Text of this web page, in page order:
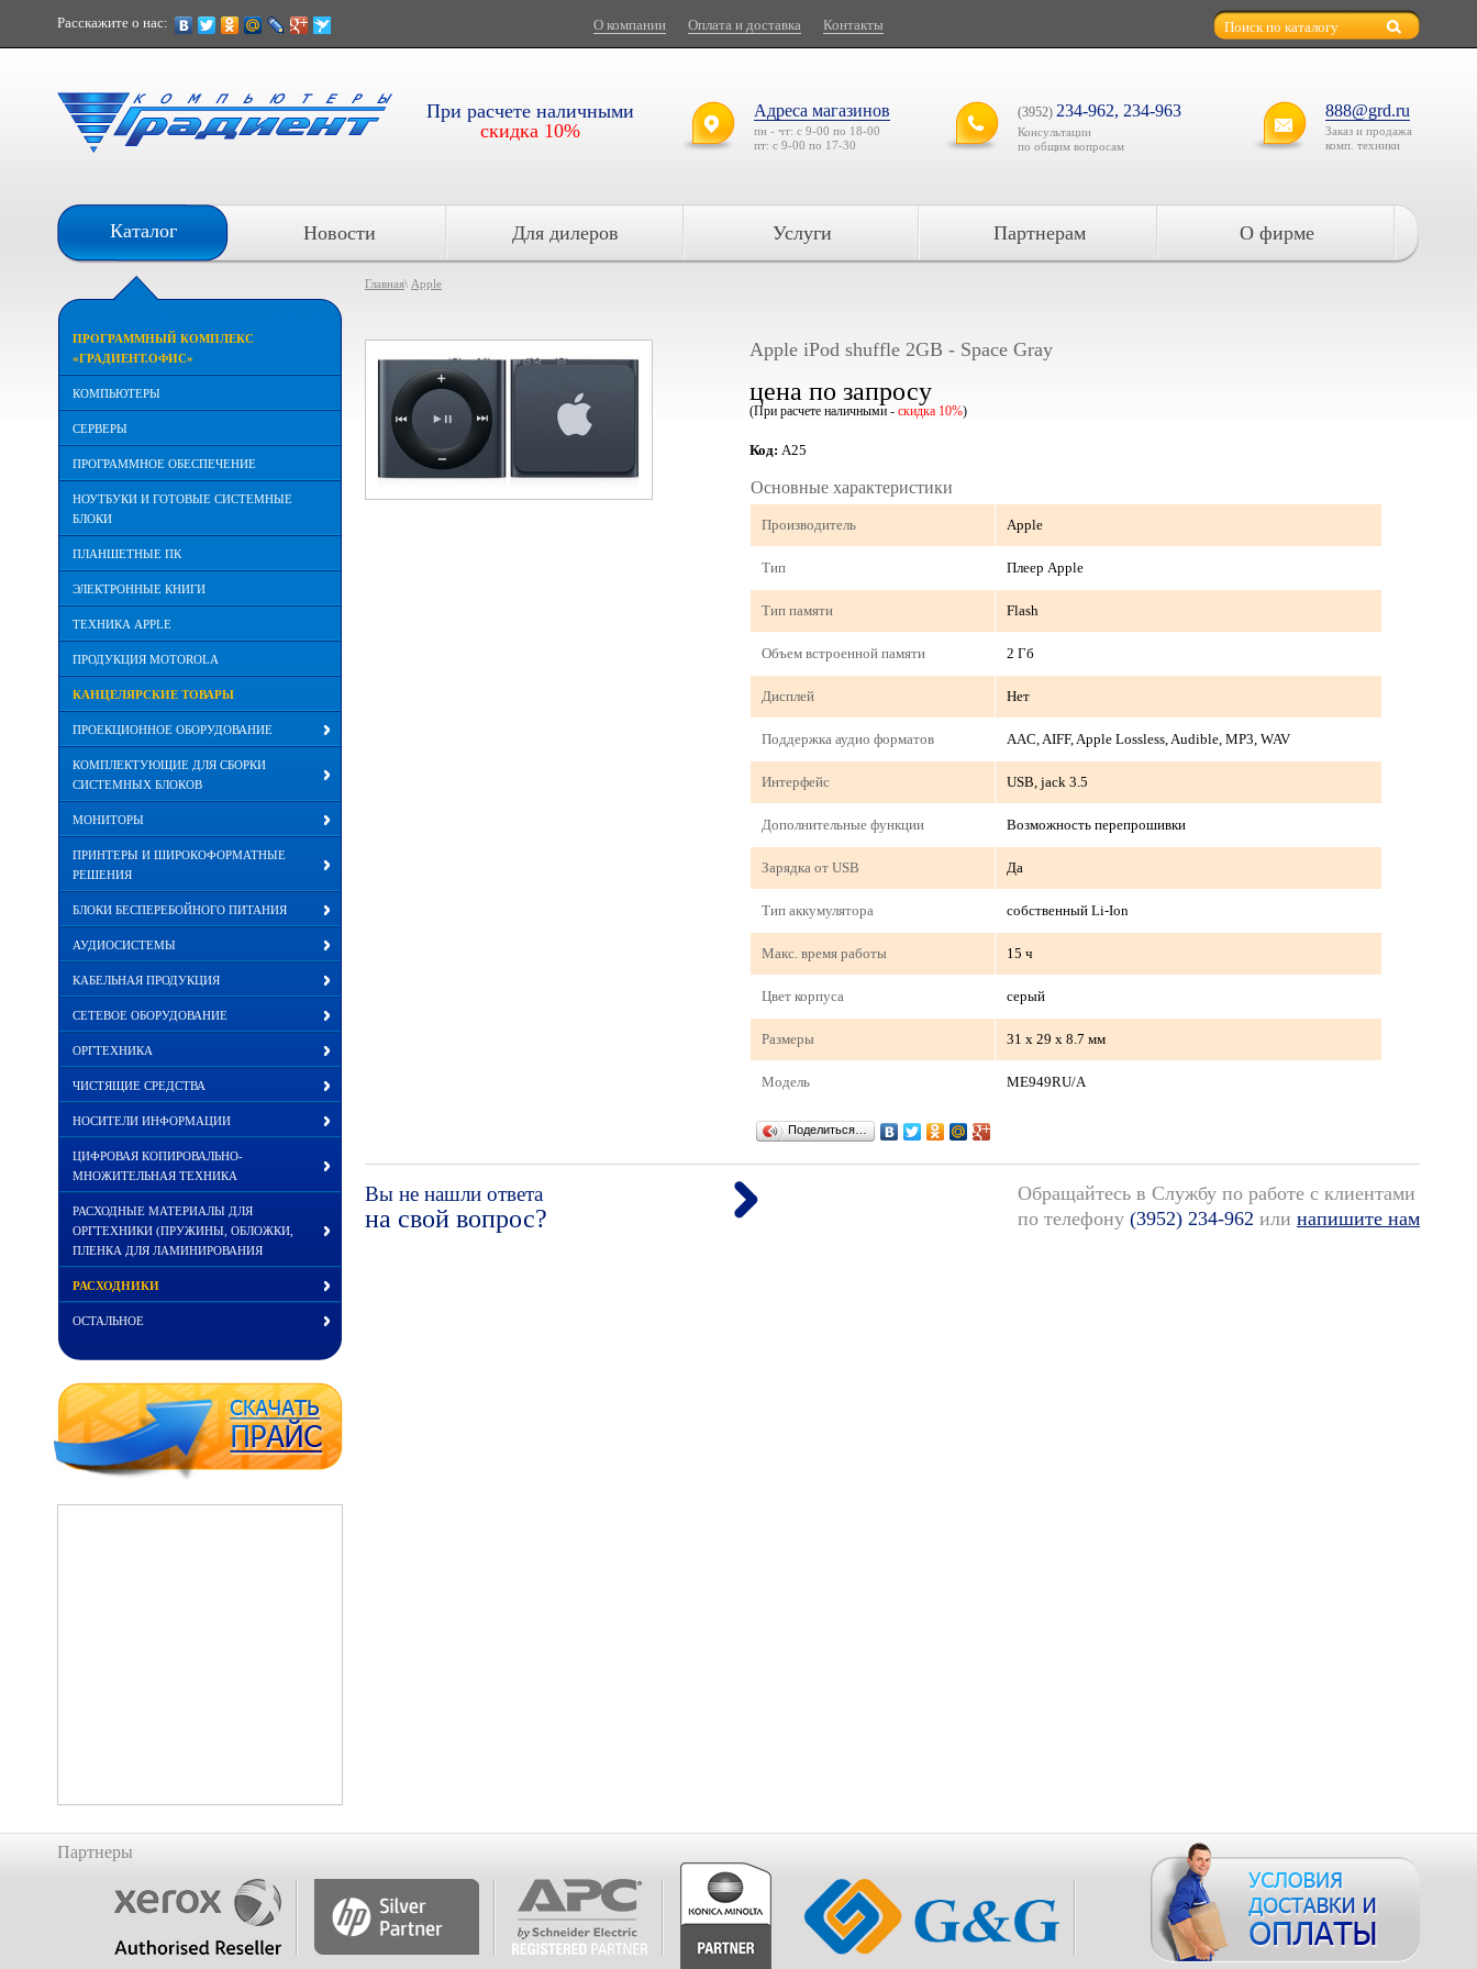
Расскажите о нас: О компании Оплата и доставка Контакты
888@grd.ru
Заказ и продажа
комп. техники
(3952) 234-962, 234-963
Консультации
по общим вопросам
Адреса магазинов
пн - чт: с 9-00 по 18-00
пт: с 9-00 по 17-30
При расчете наличными
скидка 10%
Каталог Новости Для дилеров Услуги Партнерам О фирме
ПРОГРАММНЫЙ КОМПЛЕКС
«ГРАДИЕНТ.ОФИС»
КОМПЬЮТЕРЫ
СЕРВЕРЫ
ПРОГРАММНОЕ ОБЕСПЕЧЕНИЕ
НОУТБУКИ И ГОТОВЫЕ СИСТЕМНЫЕ
БЛОКИ
ПЛАНШЕТНЫЕ ПК
ЭЛЕКТРОННЫЕ КНИГИ
ТЕХНИКА APPLE
ПРОДУКЦИЯ MOTOROLA
КАНЦЕЛЯРСКИЕ ТОВАРЫ
ПРОЕКЦИОННОЕ ОБОРУДОВАНИЕ
КОМПЛЕКТУЮЩИЕ ДЛЯ СБОРКИ
СИСТЕМНЫХ БЛОКОВ
МОНИТОРЫ
ПРИНТЕРЫ И ШИРОКОФОРМАТНЫЕ
РЕШЕНИЯ
БЛОКИ БЕСПЕРЕБОЙНОГО ПИТАНИЯ
АУДИОСИСТЕМЫ
КАБЕЛЬНАЯ ПРОДУКЦИЯ
СЕТЕВОЕ ОБОРУДОВАНИЕ
ОРГТЕХНИКА
ЧИСТЯЩИЕ СРЕДСТВА
НОСИТЕЛИ ИНФОРМАЦИИ
ЦИФРОВАЯ КОПИРОВАЛЬНО-
МНОЖИТЕЛЬНАЯ ТЕХНИКА
РАСХОДНЫЕ МАТЕРИАЛЫ ДЛЯ
ОРГТЕХНИКИ (ПРУЖИНЫ, ОБЛОЖКИ,
ПЛЕНКА ДЛЯ ЛАМИНИРОВАНИЯ
РАСХОДНИКИ
ОСТАЛЬНОЕ
Главная\ Apple
Apple iPod shuffle 2GB - Space Gray
цена по запросу
(При расчете наличными - скидка 10%)
Код: A25
Основные характеристики
Производитель Apple
Тип Плеер Apple
Тип памяти Flash
Объем встроенной памяти 2 Гб
Дисплей Нет
Поддержка аудио форматов AAC, AIFF, Apple Lossless, Audible, MP3, WAV
Интерфейс USB, jack 3.5
Дополнительные функции Возможность перепрошивки
Зарядка от USB Да
Тип аккумулятора собственный Li-Ion
Макс. время работы 15 ч
Цвет корпуса серый
Размеры 31 x 29 x 8.7 мм
Модель ME949RU/A
Поделиться…
Вы не нашли ответа
на свой вопрос?
Обращайтесь в Службу по работе с клиентами
по телефону (3952) 234-962 или напишите нам
Партнеры